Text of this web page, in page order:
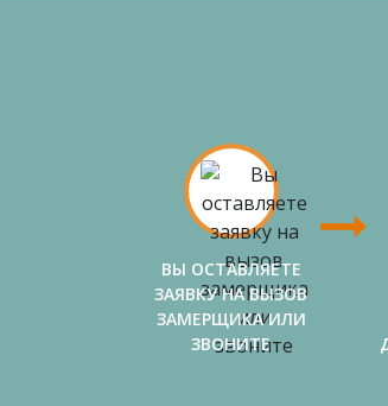
ВЫ ОСТАВЛЯЕТЕ
ЗАЯВКУ НА ВЫЗОВ
ЗАМЕРЩИКА ИЛИ
ЗВОНИТЕ